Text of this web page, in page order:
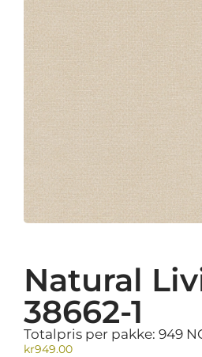
Natural
38662-1
Totalpris per pakke: 949
kr949.00